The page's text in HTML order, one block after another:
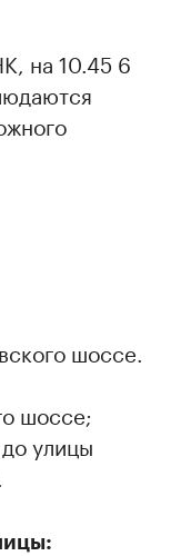
на 10.45 6
шоссе.
шоссе;
улицы